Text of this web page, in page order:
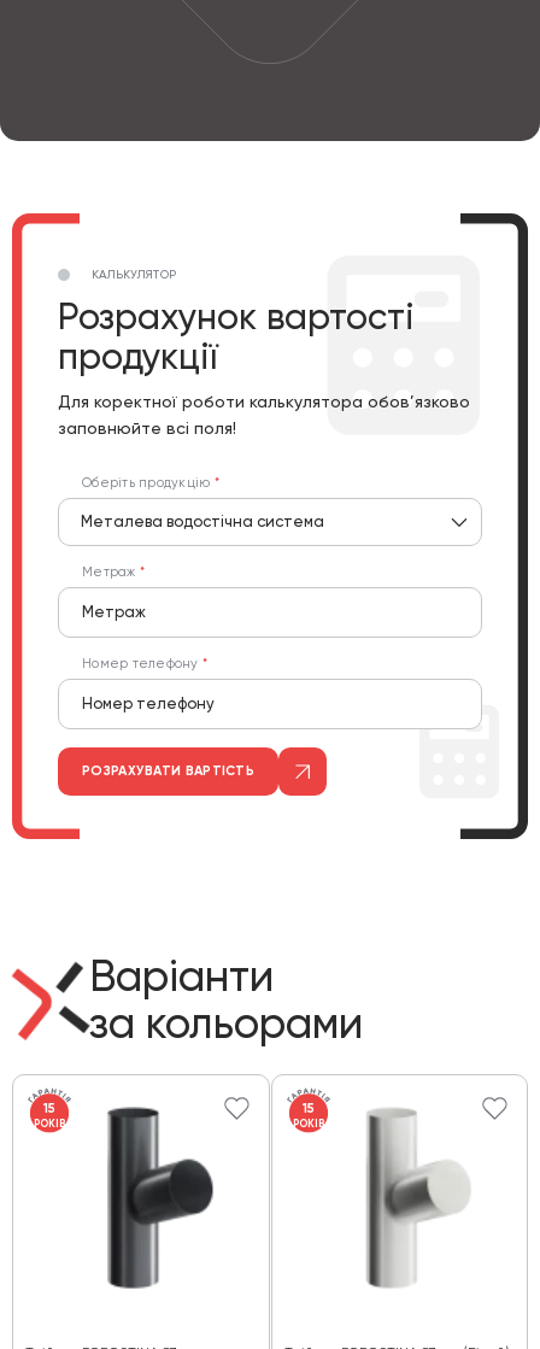
КАЛЬКУЛЯТОР
Розрахунок вартості
продукції
Для коректної роботи калькулятора обов’язково
заповнюйте всі поля!
Оберіть продукцію
Металева водостічна система
Метраж
Номер телефону
РОЗРАХУВАТИ ВАРТІСТЬ
Варіанти
за кольорами
15
РОКІВ
15
РОКІВ